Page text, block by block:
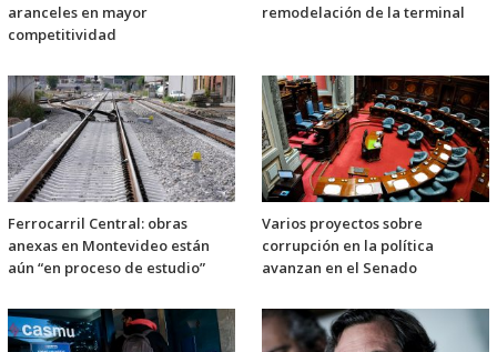
aranceles en mayor
competitividad
remodelación de la terminal
Ferrocarril Central: obras
anexas en Montevideo están
aún “en proceso de estudio”
Varios proyectos sobre
corrupción en la política
avanzan en el Senado